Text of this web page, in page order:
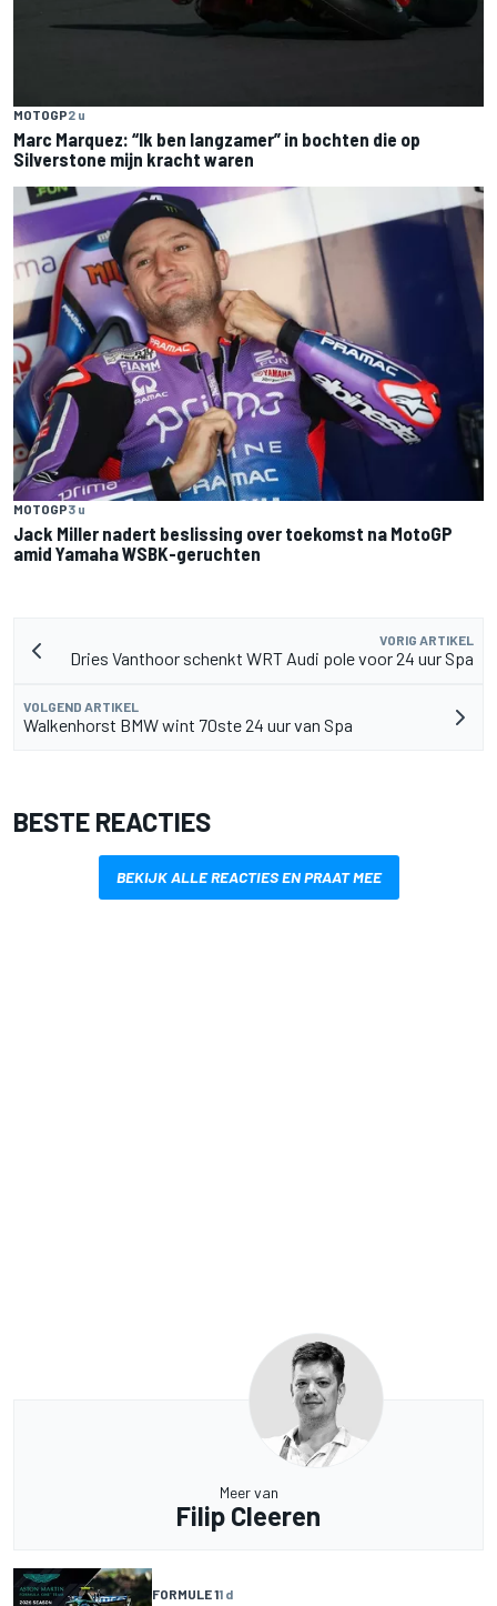
MOTOGP2 u
Marc Marquez: “Ik ben langzamer” in bochten die op
Silverstone mijn kracht waren
MOTOGP3 u
Jack Miller nadert beslissing over toekomst na MotoGP
amid Yamaha WSBK-geruchten
VORIG ARTIKEL
Dries Vanthoor schenkt WRT Audi pole voor 24 uur Spa
VOLGEND ARTIKEL
Walkenhorst BMW wint 70ste 24 uur van Spa
BESTE REACTIES
BEKIJK ALLE REACTIES EN PRAAT MEE
Meer van
Filip Cleeren
FORMULE 11 d